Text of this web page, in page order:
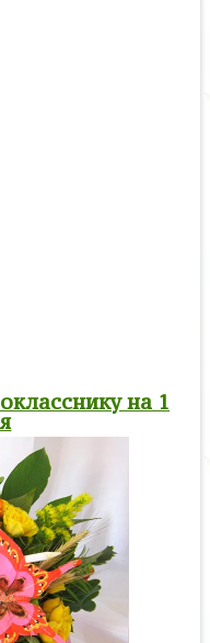
на 1